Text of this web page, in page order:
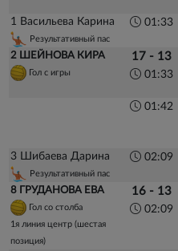
1 Васильева Карина
Результативный пас
01:33
2 ШЕЙНОВА КИРА
Гол с игры
17 - 13
01:33
01:42
3 Шибаева Дарина
Результативный пас
02:09
8 ГРУДАНОВА ЕВА
Гол со столба
1я линия центр (шестая
позиция)
16 - 13
02:09